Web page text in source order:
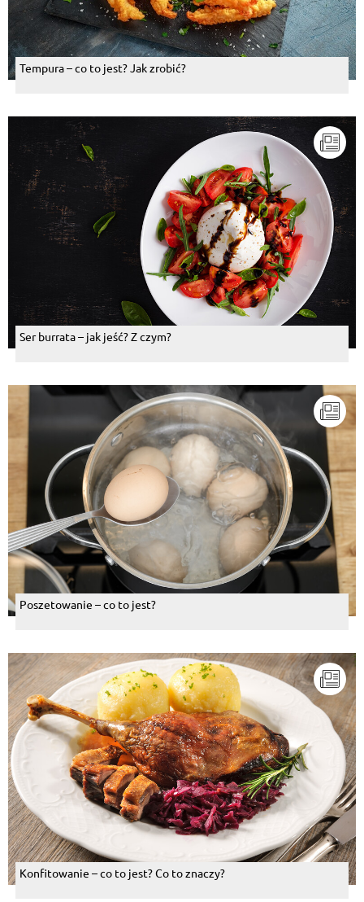
Tempura – co to jest? Jak zrobić?
Ser burrata – jak jeść? Z czym?
Poszetowanie – co to jest?
Konfitowanie – co to jest? Co to znaczy?